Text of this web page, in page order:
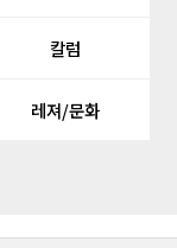
칼럼
레져/문화